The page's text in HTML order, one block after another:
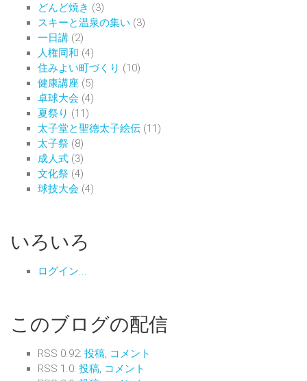
どんど焼き (3)
スキーと温泉の集い (3)
一日講 (2)
人権同和 (4)
住みよい町づくり (10)
健康講座 (5)
卓球大会 (4)
夏祭り (11)
太子堂と聖徳太子絵伝 (11)
太子祭 (8)
成人式 (3)
文化祭 (4)
球技大会 (4)
いろいろ
ログイン...
このブログの配信
RSS 0.92: 投稿, コメント
RSS 1.0: 投稿, コメント